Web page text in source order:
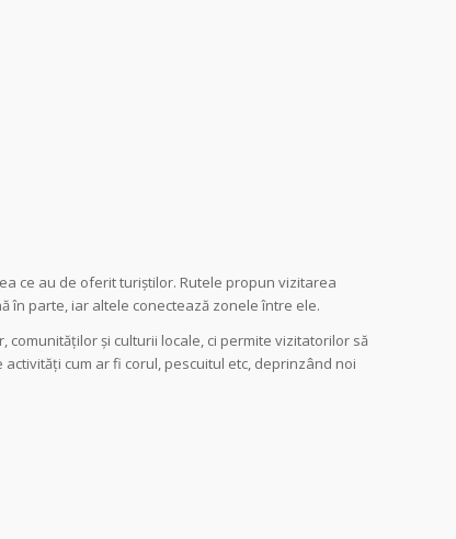
ce au de oferit turiștilor. ​Rutele propun vizitarea
în parte, iar altele conectează zonele între ele.
și culturii locale, ci permite vizitatorilor să
cum ar fi corul, pescuitul etc, deprinzând noi